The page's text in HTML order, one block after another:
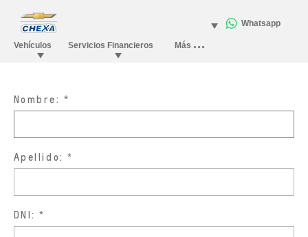
Nombre:
Apellido:
DNI: